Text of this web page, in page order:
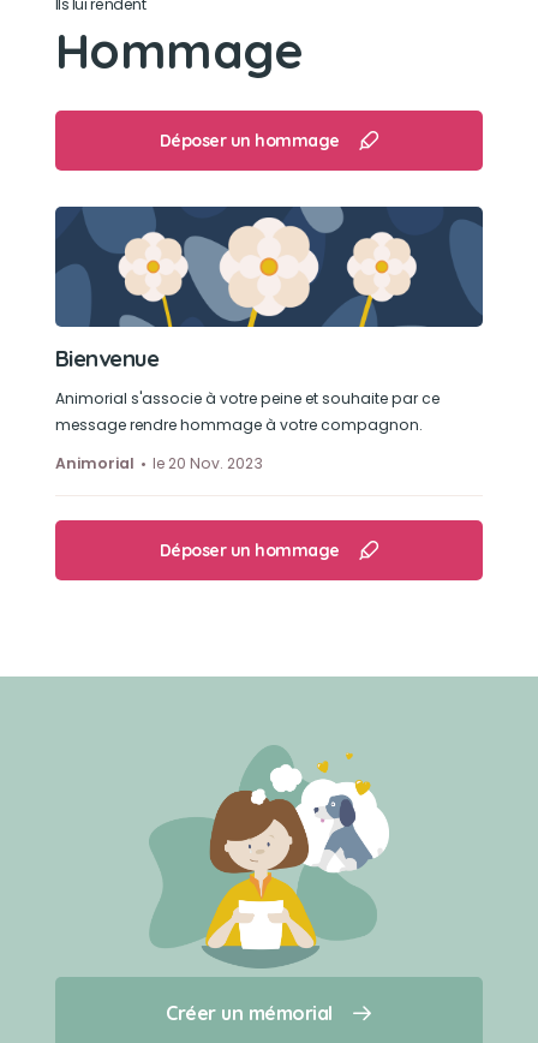
Créer un mémorial
Qui sommes-nous ?
Ils lui rendent
Hommage
Déposer un hommage
Bienvenue
Animorial s'associe à votre peine et souhaite par ce
message rendre hommage à votre compagnon.
Animorial
le 20 Nov. 2023
Déposer un hommage
Créer un mémorial